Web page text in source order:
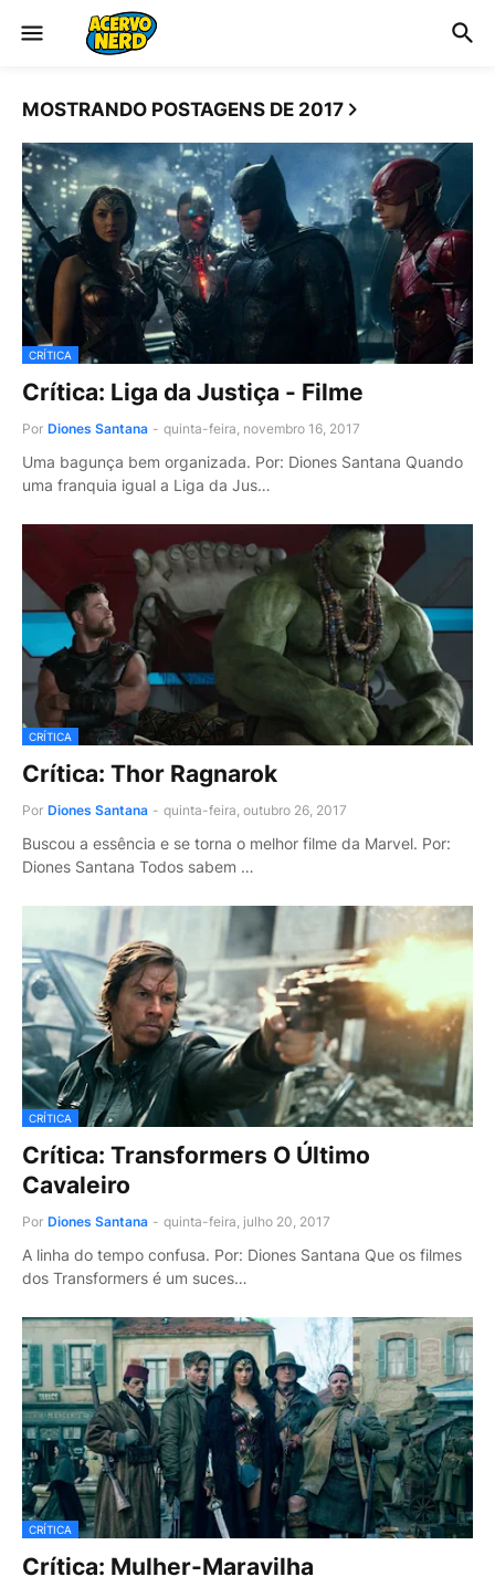
MOSTRANDO POSTAGENS DE 2017
CRÍTICA
Crítica: Liga da Justiça - Filme
Por Diones Santana - quinta-feira, novembro 16, 2017
Uma bagunça bem organizada. Por: Diones Santana Quando
uma franquia igual a Liga da Jus…
CRÍTICA
Crítica: Thor Ragnarok
Por Diones Santana - quinta-feira, outubro 26, 2017
Buscou a essência e se torna o melhor filme da Marvel. Por:
Diones Santana Todos sabem …
CRÍTICA
Crítica: Transformers O Último
Cavaleiro
Por Diones Santana - quinta-feira, julho 20, 2017
A linha do tempo confusa. Por: Diones Santana Que os filmes
dos Transformers é um suces…
CRÍTICA
Crítica: Mulher-Maravilha